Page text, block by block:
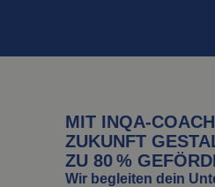
MIT INQA-
ZUKUNFT
ZU 80 %
Wir begleiten dein